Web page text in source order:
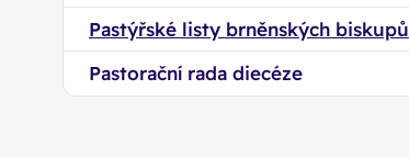
Pastýřské listy brněnských biskupů
Pastorační rada diecéze